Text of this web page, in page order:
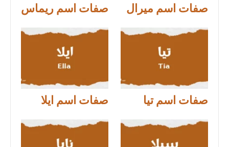
صفات اسم ميرال صفات اسم ريماس
صفات اسم تيا صفات اسم ايلا